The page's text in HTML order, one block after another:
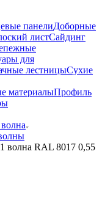
панелиДоборные
листСайдинг
для
лестницыСухие
материалыПрофиль
волна RAL 8017 0,55